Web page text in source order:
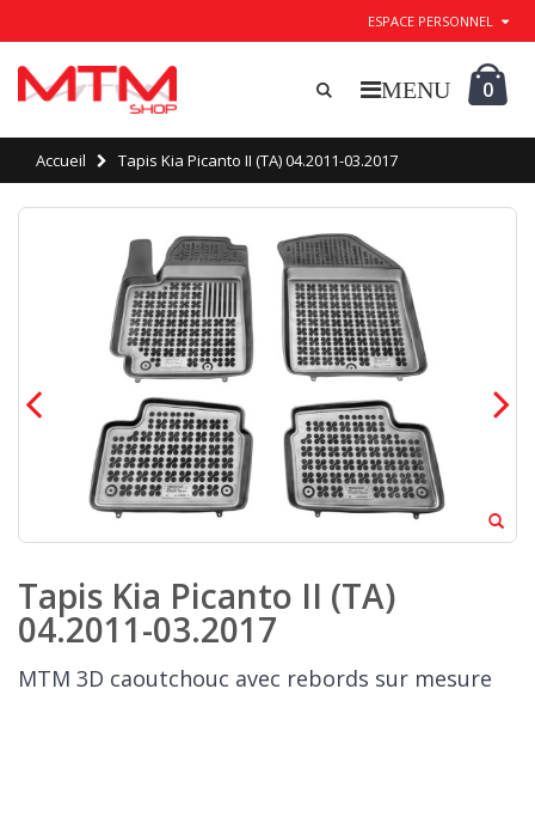
ESPACE PERSONNEL
0
Accueil Tapis Kia Picanto II (TA) 04.2011-03.2017
Tapis Kia Picanto II (TA)
04.2011-03.2017
MTM 3D caoutchouc avec rebords sur mesure